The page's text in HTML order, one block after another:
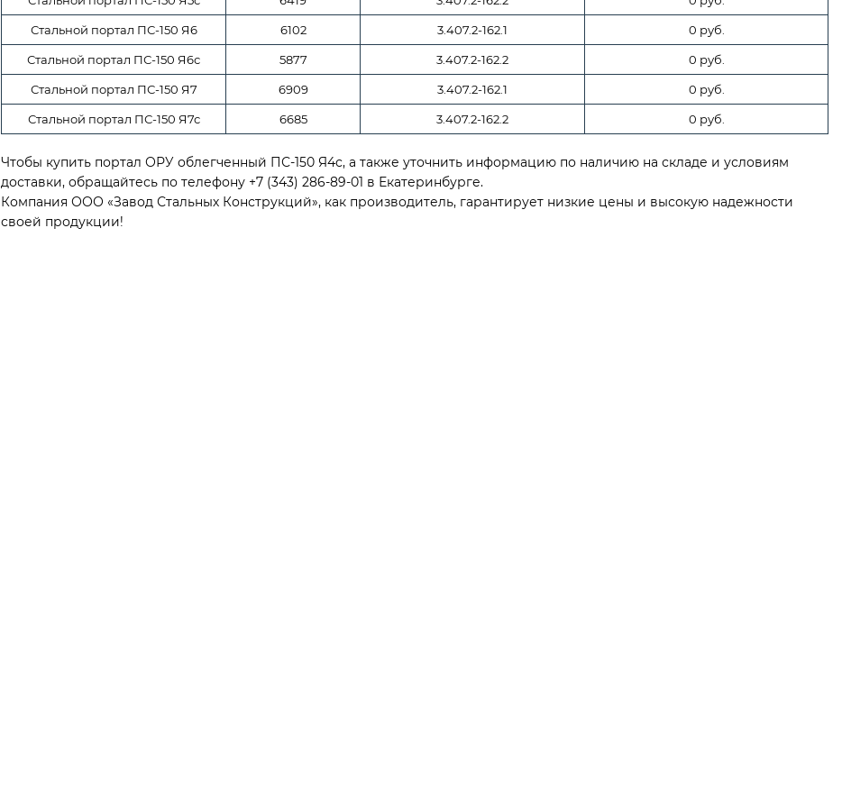
Стальной портал ПС-150 Я6 6102 3.407.2-162.1 0 руб.
Стальной портал ПС-150 Я6с 5877 3.407.2-162.2 0 руб.
Стальной портал ПС-150 Я7 6909 3.407.2-162.1 0 руб.
Стальной портал ПС-150 Я7с 6685 3.407.2-162.2 0 руб.
Чтобы купить портал ОРУ облегченный ПС-150 Я4с, а также уточнить информацию по наличию на складе и условиям
доставки, обращайтесь по телефону +7 (343) 286-89-01 в Екатеринбурге.
Компания ООО «Завод Стальных Конструкций», как производитель, гарантирует низкие цены и высокую надежности
своей продукции!